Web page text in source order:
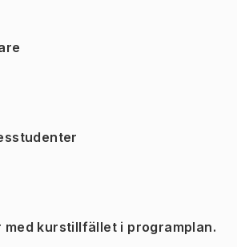
med kurstillfället i programplan.